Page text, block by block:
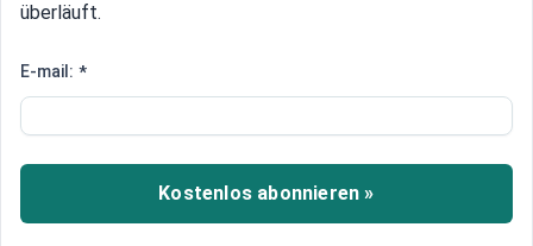
Die drei größten Tops und Flops
Der MDax hat 2025 Anlegern wieder Hoffnung
gemacht: Mit einem Plus von 19,65 Prozent
wuchs der Index mittelgroßer Unternehmen,
überläuft.
E-mail: *
Kostenlos abonnieren »